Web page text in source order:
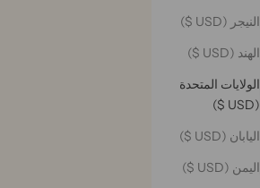
النيجر (USD $)
الهند (USD $)
الولايات المتحدة
(USD $)
اليابان (USD $)
اليمن (USD $)